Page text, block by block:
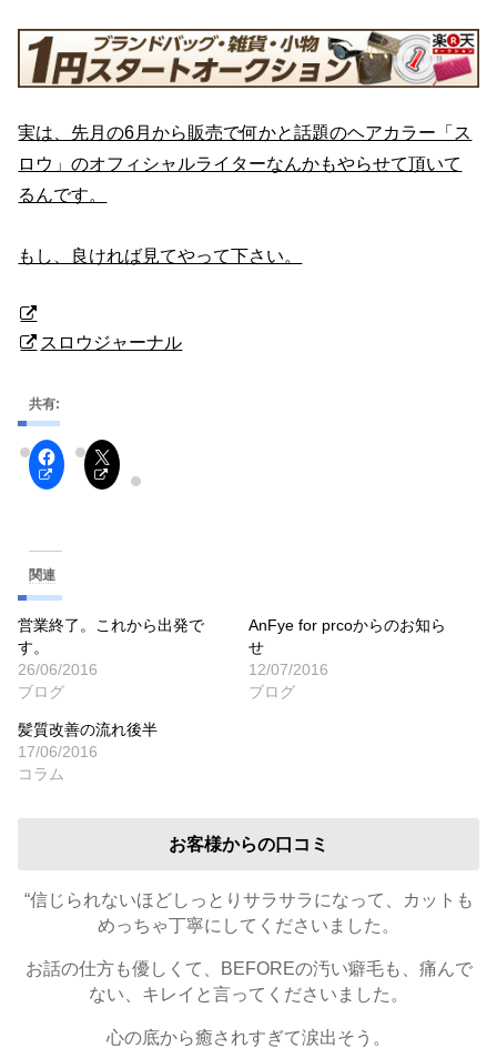
実は、先月の6月から販売で何かと話題のヘアカラー「ス
ロウ」のオフィシャルライターなんかもやらせて頂いて
るんです。
もし、良ければ見てやって下さい。
スロウジャーナル
共有:
関連
営業終了。これから出発で
す。
26/06/2016
ブログ
AnFye for prcoからのお知ら
せ
12/07/2016
ブログ
髪質改善の流れ後半
17/06/2016
コラム
お客様からの口コミ
“信じられないほどしっとりサラサラになって、カットも
めっちゃ丁寧にしてくださいました。
お話の仕方も優しくて、BEFOREの汚い癖毛も、痛んで
ない、キレイと言ってくださいました。
心の底から癒されすぎて涙出そう。